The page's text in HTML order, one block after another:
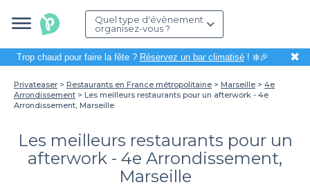
Quel type d'évènement
organisez-vous ?
Trop chaud pour faire la fête ? Réservez un bar climatisé! ❄️🎉 ✖
Privateaser Restaurants en France métropolitaine Marseille
4e
Arrondissement
Les meilleurs restaurants pour un afterwork - 4e
Arrondissement, Marseille
Les meilleurs restaurants pour un
afterwork - 4e Arrondissement,
Marseille